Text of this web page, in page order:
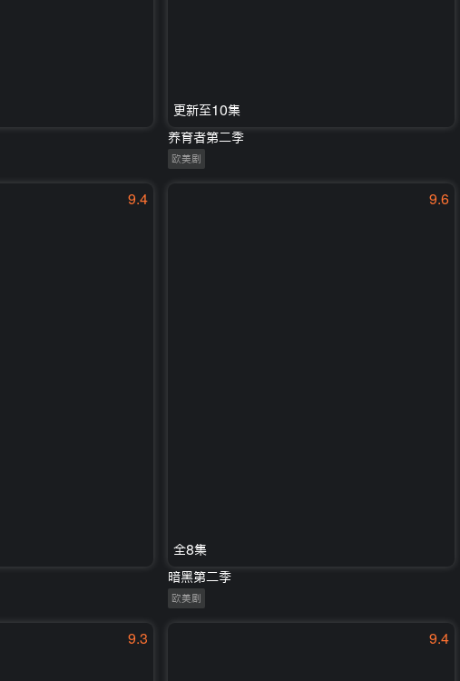
更新至10集
养育者第二季
欧美剧
9.4 9.6
全8集
暗黑第二季
欧美剧
9.3 9.4